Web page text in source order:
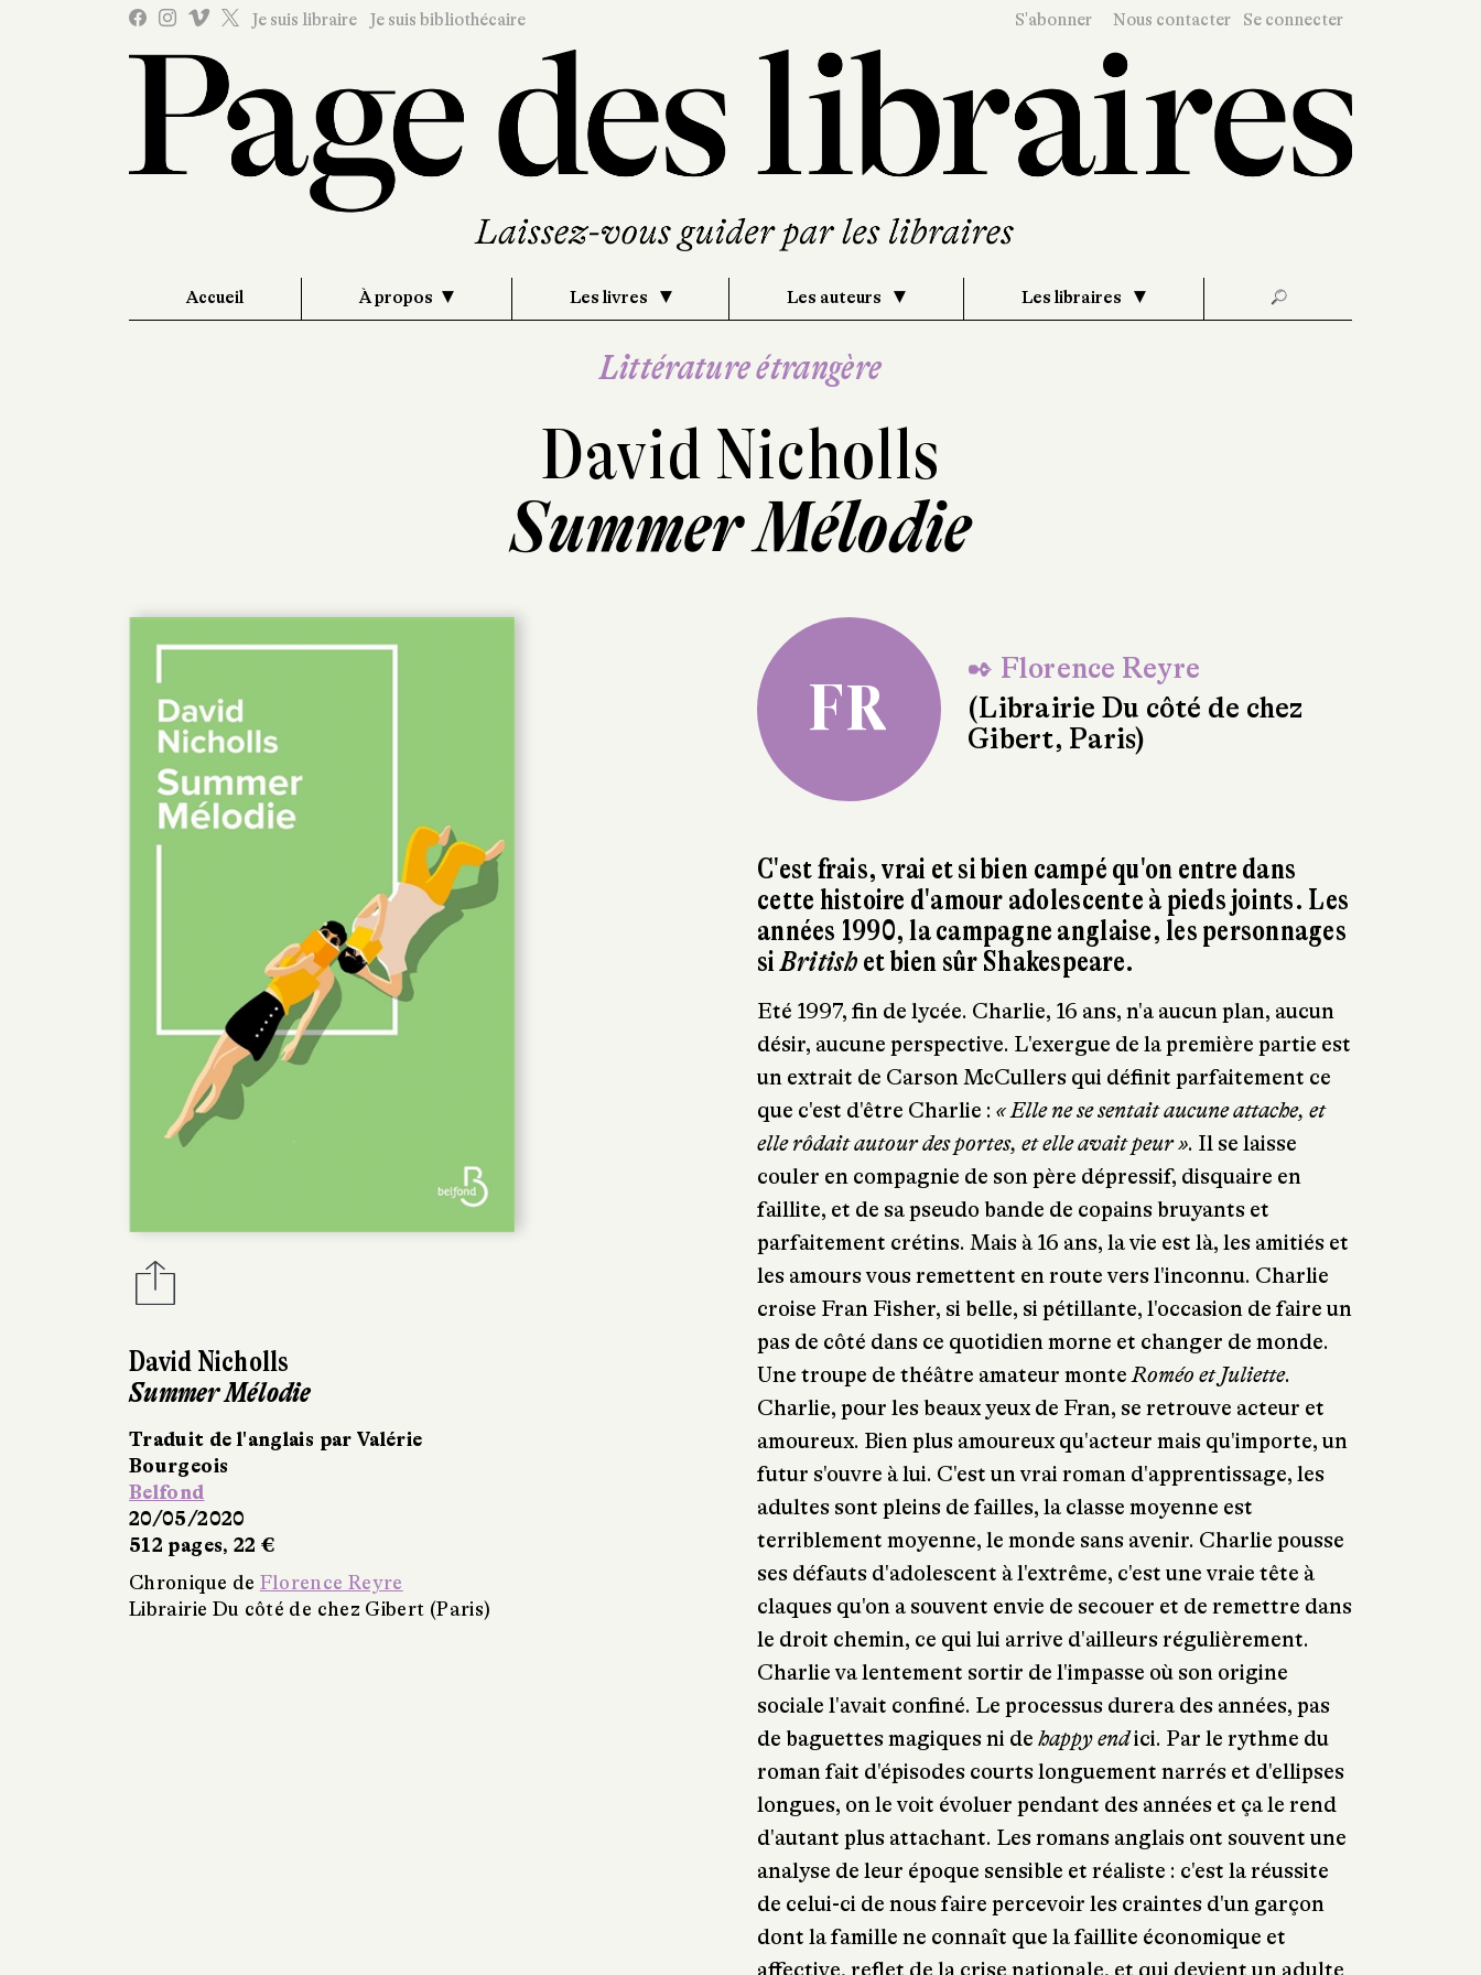
Je suis libraire Je suis bibliothécaire S'abonner Nous contacter Se connecter
Accueil À propos Les livres Les auteurs Les libraires 🔎
Littérature étrangère
David Nicholls
Summer Mélodie
David Nicholls
Summer Mélodie
Traduit de l'anglais par Valérie
Bourgeois
Belfond
20/05/2020
512 pages, 22 €
Chronique de Florence Reyre
Librairie Du côté de chez Gibert (Paris)
FR
✒ Florence Reyre
(Librairie Du côté de chez
Gibert, Paris)
C'est frais, vrai et si bien campé qu'on entre dans
cette histoire d'amour adolescente à pieds joints. Les
années 1990, la campagne anglaise, les personnages
siBritish et bien sûr Shakespeare.
Eté 1997, fin de lycée. Charlie, 16 ans, n'a aucun plan, aucun
désir, aucune perspective. L'exergue de la première partie est
un extrait de Carson McCullers qui définit parfaitement ce
que c'est d'être Charlie : «Elle ne se sentait aucune attache, et
elle rôdait autour des portes, et elle avait peur». Il se laisse
couler en compagnie de son père dépressif, disquaire en
faillite, et de sa pseudo bande de copains bruyants et
parfaitement crétins. Mais à 16 ans, la vie est là, les amitiés et
les amours vous remettent en route vers l'inconnu. Charlie
croise Fran Fisher, si belle, si pétillante, l'occasion de faire un
pas de côté dans ce quotidien morne et changer de monde.
Une troupe de théâtre amateur monteRoméo et Juliette.
Charlie, pour les beaux yeux de Fran, se retrouve acteur et
amoureux. Bien plus amoureux qu'acteur mais qu'importe, un
futur s'ouvre à lui. C'est un vrai roman d'apprentissage, les
adultes sont pleins de failles, la classe moyenne est
terriblement moyenne, le monde sans avenir. Charlie pousse
ses défauts d'adolescent à l'extrême, c'est une vraie tête à
claques qu'on a souvent envie de secouer et de remettre dans
le droit chemin, ce qui lui arrive d'ailleurs régulièrement.
Charlie va lentement sortir de l'impasse où son origine
sociale l'avait confiné. Le processus durera des années, pas
de baguettes magiques ni de happy endici. Par le rythme du
roman fait d'épisodes courts longuement narrés et d'ellipses
longues, on le voit évoluer pendant des années et ça le rend
d'autant plus attachant. Les romans anglais ont souvent une
analyse de leur époque sensible et réaliste : c'est la réussite
de celui-ci de nous faire percevoir les craintes d'un garçon
dont la famille ne connaît que la faillite économique et
affective, reflet de la crise nationale, et qui devient un adulte